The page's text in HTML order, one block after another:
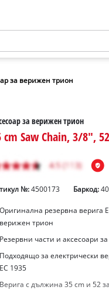
за верижен трион
за верижен трион
cm Saw Chain, 3/8",
№:4500173 Баркод:
Оригинална резервна верига
верижен трион
Резервни части и аксесоари
Подходящо за електрически
EC 1935
Верига с дължина 35 cm и 52